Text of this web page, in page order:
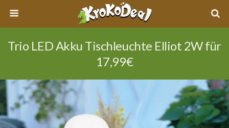
Trio LED Akku Tischleuchte Elliot 2W für
17,99€